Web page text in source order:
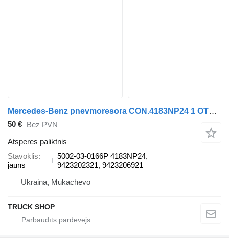
Mercedes-Benz pnevmoresora CON.4183NP24 1 OTV.+1ShPILKA/ShTUTsER 4MAX 5002-03-0166P atsperes paliktnis paredzēts Mercedes-Benz ACTROS MPII 07 kravas automašīnas
50 € Bez PVN
Atsperes paliktnis
Stāvoklis
jauns
5002-03-0166P 4183NP24,
9423202321, 9423206921
Ukraina, Mukachevo
TRUCK SHOP